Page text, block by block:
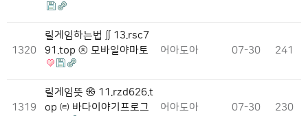
1320
릴게임하는법 ∬ 13.rsc7
91.top ㉩ 모바일야마토
어아도아 07-30 241
1319
릴게임뜻 ㉿ 11.rzd626.t
op ㈋ 바다이야기프로그
어아도아 07-30 230